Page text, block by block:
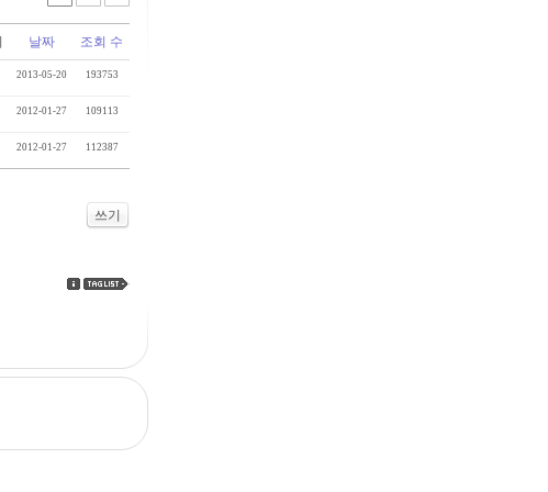
날짜 조회 수
2013-05-20 193753
2012-01-27 109113
2012-01-27 112387
쓰기